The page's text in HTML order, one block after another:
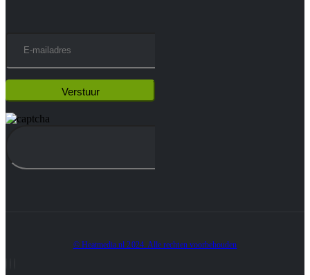
© Heatmedia.nl 2024. Alle rechten voorbehouden